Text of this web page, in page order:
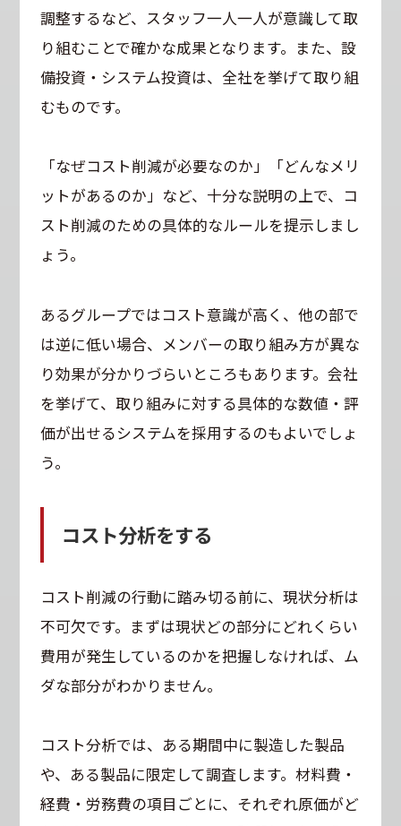
調整するなど、スタッフ一人一人が意識して取
り組むことで確かな成果となります。また、設
備投資・システム投資は、全社を挙げて取り組
むものです。
「なぜコスト削減が必要なのか」「どんなメリ
ットがあるのか」など、十分な説明の上で、コ
スト削減のための具体的なルールを提示しまし
ょう。
あるグループではコスト意識が高く、他の部で
は逆に低い場合、メンバーの取り組み方が異な
り効果が分かりづらいところもあります。会社
を挙げて、取り組みに対する具体的な数値・評
価が出せるシステムを採用するのもよいでしょ
う。
コスト分析をする
コスト削減の行動に踏み切る前に、現状分析は
不可欠です。まずは現状どの部分にどれくらい
費用が発生しているのかを把握しなければ、ム
ダな部分がわかりません。
コスト分析では、ある期間中に製造した製品
や、ある製品に限定して調査します。材料費・
経費・労務費の項目ごとに、それぞれ原価がど